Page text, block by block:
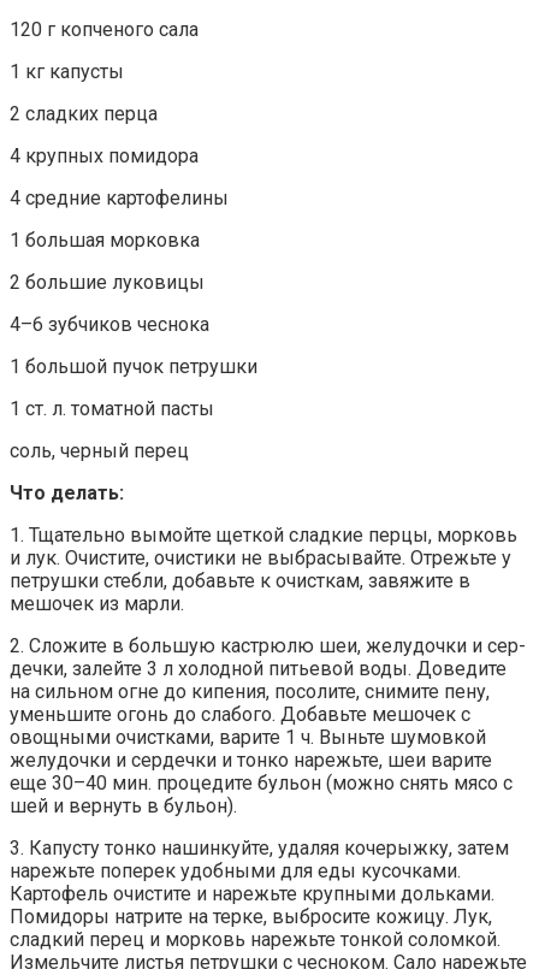
120 г копченого сала
1 кг капусты
2 сладких перца
4 крупных помидора
4 средние картофелины
1 большая морковка
2 большие луковицы
4–6 зубчиков чеснока
1 большой пучок петрушки
1 ст. л. томатной пасты
соль, черный перец
Что делать:
1. Тщательно вымойте щеткой сладкие перцы, морковь
и лук. Очистите, очистики не выбрасывайте. Отрежьте у
петрушки стебли, добавьте к очисткам, завяжите в
мешочек из марли.
2. Сложите в большую кастрюлю шеи, желудочки и сер-
дечки, залейте 3 л холодной питьевой воды. Доведите
на сильном огне до кипения, посолите, снимите пену,
уменьшите огонь до слабого. Добавьте мешочек с
овощными очистками, варите 1 ч. Выньте шумовкой
желудочки и сердечки и тонко нарежьте, шеи варите
еще 30–40 мин. процедите бульон (можно снять мясо с
шей и вернуть в бульон).
3. Капусту тонко нашинкуйте, удаляя кочерыжку, затем
нарежьте поперек удобными для еды кусочками.
Картофель очистите и нарежьте крупными дольками.
Помидоры натрите на терке, выбросите кожицу. Лук,
сладкий перец и морковь нарежьте тонкой соломкой.
Измельчите листья петрушки с чесноком. Сало нарежьте